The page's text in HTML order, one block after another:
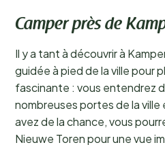
Camper près de
Il y a tant à découvrir à
guidée à pied de la ville pour
fascinante : vous entendrez
nombreuses portes de la ville
avez de la chance, vous
Nieuwe Toren pour une vue